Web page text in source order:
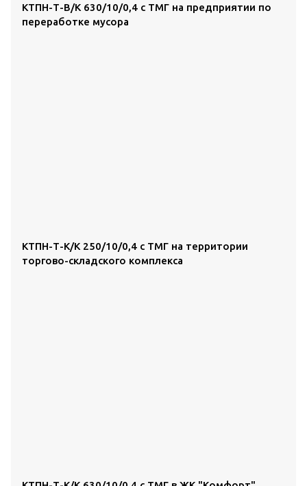
КТПН-Т-В/К 630/10/0,4 с ТМГ на предприятии по
переработке мусора
КТПН-Т-К/К 250/10/0,4 с ТМГ на территории
торгово-складского комплекса